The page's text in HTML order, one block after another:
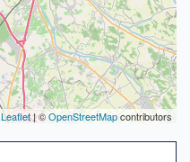
Leaflet| ©OpenStreetMapcontributors